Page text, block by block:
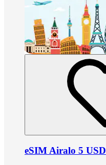
eSIM Airalo 5 USD